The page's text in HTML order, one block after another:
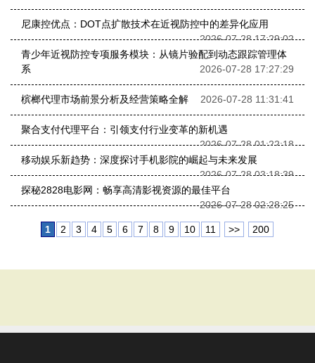
尼康控优点：DOT点扩散技术在近视防控中的差异化应用
2026-07-28 17:29:02
青少年近视防控专项服务模块：从镜片验配到动态跟踪管理体
系
2026-07-28 17:27:29
槟榔代理市场前景分析及经营策略全解 2026-07-28 11:31:41
聚合支付代理平台：引领支付行业变革的新机遇
2026-07-28 01:22:18
移动娱乐新趋势：深度探讨手机影院的崛起与未来发展
2026-07-28 03:18:39
探秘2828电影网：畅享高清影视资源的最佳平台
2026-07-28 02:28:25
1 2 3 4 5 6 7 8 9 10 11 >> 200